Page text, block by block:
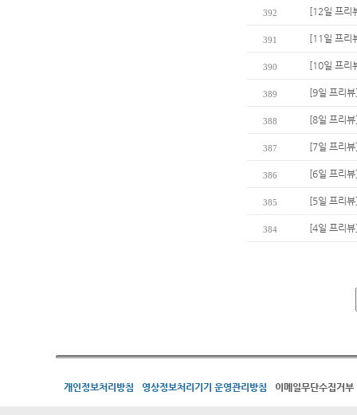
392 [12일 프리
391 [11일 프리
390 [10일 프리
389 [9일 프리
388 [8일 프리
387 [7일 프리
386 [6일 프리
385 [5일 프리뷰
384 [4일 프리
개인정보처리방침 영상정보처리기기 운영관리방침 이메일무단수집거부